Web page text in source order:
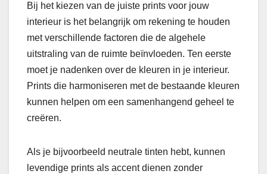
Bij het kiezen van de juiste prints voor jouw
interieur is het belangrijk om rekening te houden
met verschillende factoren die de algehele
uitstraling van de ruimte beïnvloeden. Ten eerste
moet je nadenken over de kleuren in je interieur.
Prints die harmoniseren met de bestaande kleuren
kunnen helpen om een samenhangend geheel te
creëren.
Als je bijvoorbeeld neutrale tinten hebt, kunnen
levendige prints als accent dienen zonder